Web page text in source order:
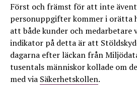
Först och främst för att inte
personuppgifter kommer i orätta
att både kunder och medarbetare
indikator på detta är att
dagarna efter läckan från
tusentals människor kollade om
med via Säkerhetskollen.